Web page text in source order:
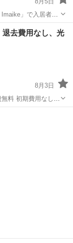
」で入居者募
の出費が読みやす
男性専用
去費用なし、光
8月3日
料 初期費用なし、